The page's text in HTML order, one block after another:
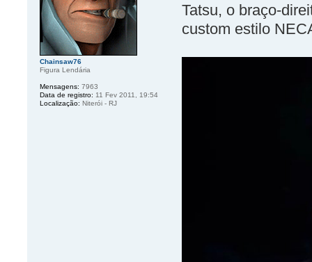
Tatsu, o braço-
custom estilo
Chainsaw76
Figura Lendária
Mensagens: 7963
Data de registro: 11 Fev 2011, 19:54
Localização: Niterói - RJ